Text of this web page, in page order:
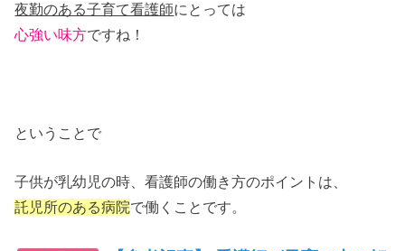
夜勤のある子育て看護師にとっては
心強い味方ですね！
ということで
子供が乳幼児の時、看護師の働き方のポイントは、
託児所のある病院で働くことです。